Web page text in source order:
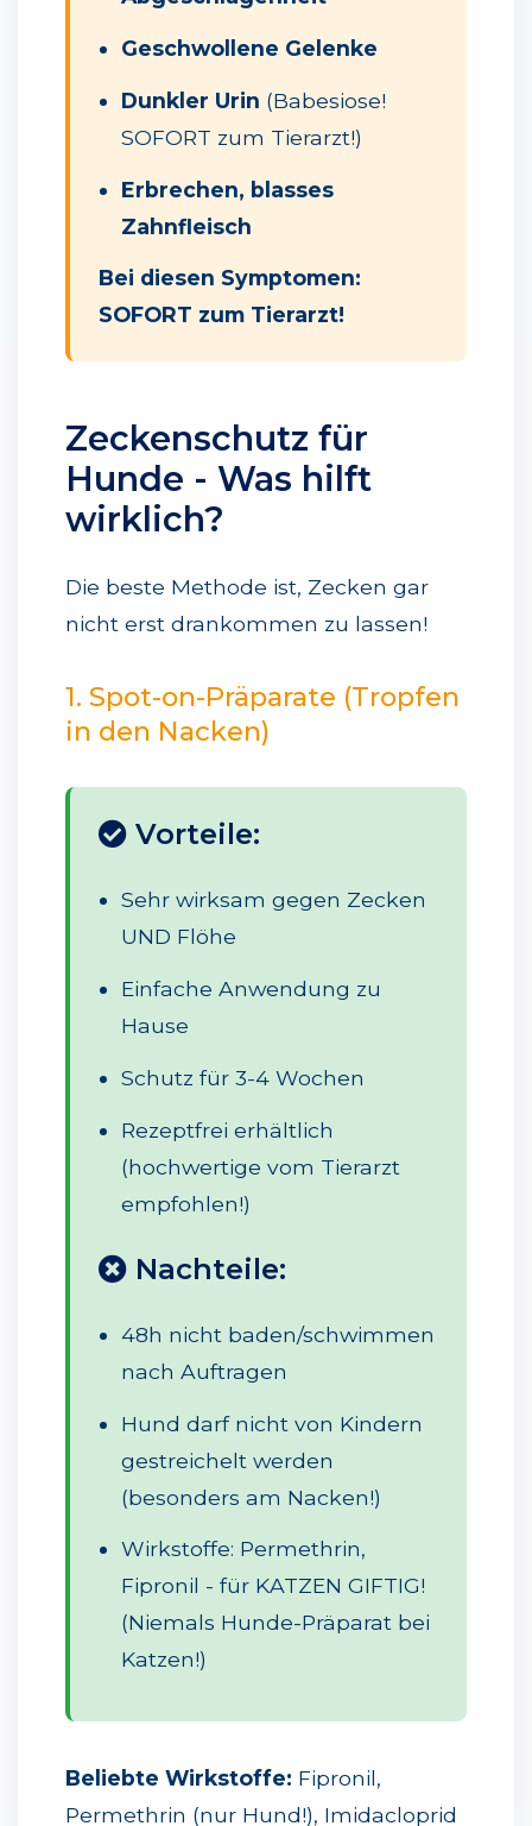
Geschwollene Gelenke
Dunkler Urin (Babesiose!
SOFORT zum Tierarzt!)
Erbrechen, blasses
Zahnfleisch
Bei diesen Symptomen:
SOFORT zum Tierarzt!
Zeckenschutz für
Hunde - Was hilft
wirklich?
Die beste Methode ist, Zecken gar
nicht erst drankommen zu lassen!
1. Spot-on-Präparate (Tropfen
in den Nacken)
Vorteile:
Sehr wirksam gegen Zecken
UND Flöhe
Einfache Anwendung zu
Hause
Schutz für 3-4 Wochen
Rezeptfrei erhältlich
(hochwertige vom Tierarzt
empfohlen!)
Nachteile:
48h nicht baden/schwimmen
nach Auftragen
Hund darf nicht von Kindern
gestreichelt werden
(besonders am Nacken!)
Wirkstoffe: Permethrin,
Fipronil - für KATZEN GIFTIG!
(Niemals Hunde-Präparat bei
Katzen!)
Beliebte Wirkstoffe: Fipronil,
Permethrin (nur Hund!), Imidacloprid